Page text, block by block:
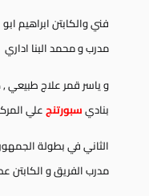
فني والكابتنابراهيم
مدرب ومحمد البنا اداري
و ياسر قمر علاج طبيعي
بناديسبورتنجعلي
الثاني في بطولة
مدرب الفريق و الكابتن